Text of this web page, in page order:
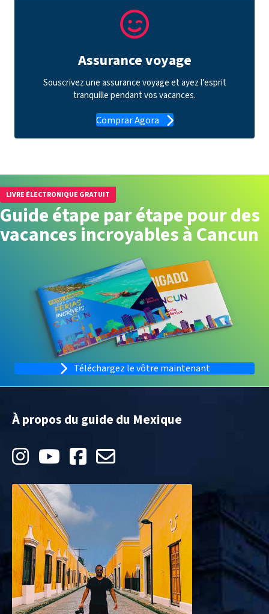
Assurance voyage
Souscrivez une assurance voyage et ayez l’esprit
tranquille pendant vos vacances.
Comprar Agora
LIVRE ÉLECTRONIQUE GRATUIT
Guide étape par étape pour des
vacances incroyables à Cancun
Téléchargez le vôtre maintenant
À propos du guide du Mexique